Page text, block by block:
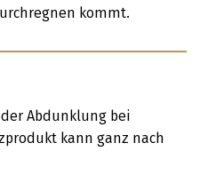
kommt.
Abdunklung bei
kann ganz nach